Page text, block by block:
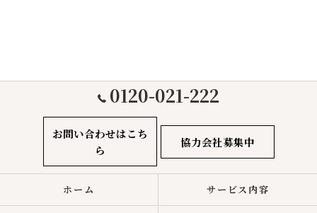
0120-021-222
お問い合わせはこち
ら
協力会社募集中
ホーム サービス内容